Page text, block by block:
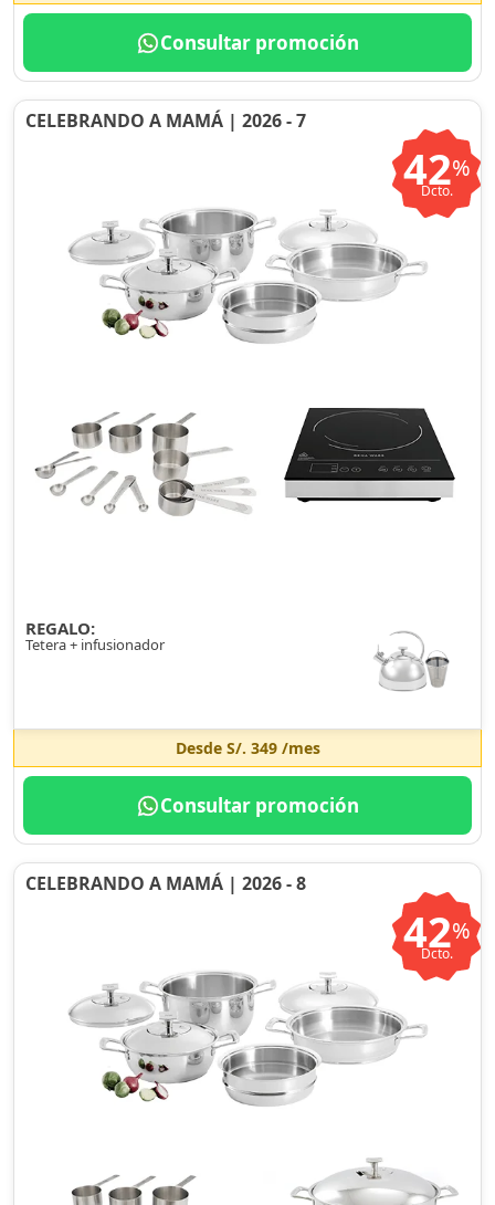
Consultar promoción
CELEBRANDO A MAMÁ | 2026 - 7
42%
Dcto.
REGALO:
Tetera + infusionador
Desde S/. 349/mes
Consultar promoción
CELEBRANDO A MAMÁ | 2026 - 8
42%
Dcto.